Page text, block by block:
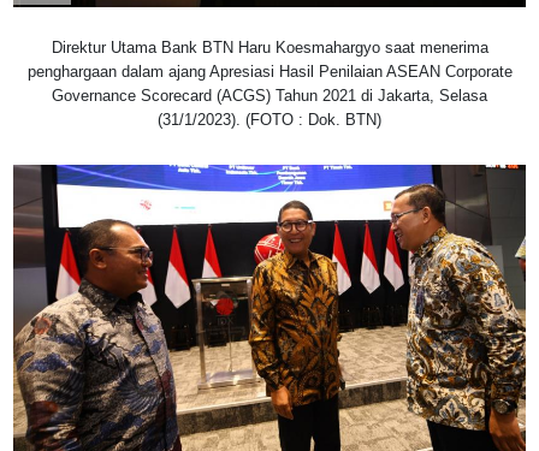
Direktur Utama Bank BTN Haru Koesmahargyo saat menerima
penghargaan dalam ajang Apresiasi Hasil Penilaian ASEAN Corporate
Governance Scorecard (ACGS) Tahun 2021 di Jakarta, Selasa
(31/1/2023). (FOTO : Dok. BTN)